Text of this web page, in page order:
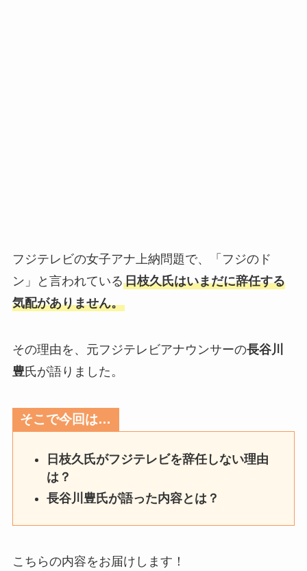
フジテレビの女子アナ上納問題で、「フジのド
ン」と言われている日枝久氏はいまだに辞任する
気配がありません。
その理由を、元フジテレビアナウンサーの長谷川
豊氏が語りました。
そこで今回は…
日枝久氏がフジテレビを辞任しない理由
は？
長谷川豊氏が語った内容とは？
こちらの内容をお届けします！